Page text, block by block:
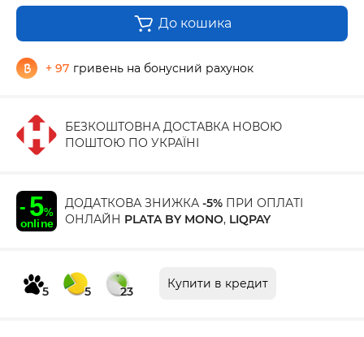
До кошика
+ 97 гривень на бонусний рахунок
БЕЗКОШТОВНА ДОСТАВКА НОВОЮ
ПОШТОЮ ПО УКРАЇНІ
ДОДАТКОВА ЗНИЖКА -5% ПРИ ОПЛАТІ
ОНЛАЙН PLATA BY MONO, LIQPAY
5 5 23
Купити в кредит